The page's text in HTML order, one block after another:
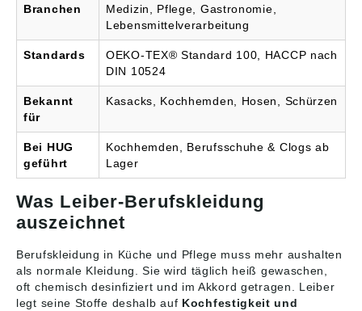
Branchen
Medizin, Pflege, Gastronomie,
Lebensmittelverarbeitung
Standards
OEKO-TEX® Standard 100, HACCP nach
DIN 10524
Bekannt
für
Kasacks, Kochhemden, Hosen, Schürzen
Bei HUG
geführt
Kochhemden, Berufsschuhe & Clogs ab
Lager
Was Leiber-Berufskleidung
auszeichnet
Berufskleidung in Küche und Pflege muss mehr aushalten
als normale Kleidung. Sie wird täglich heiß gewaschen,
oft chemisch desinfiziert und im Akkord getragen. Leiber
legt seine Stoffe deshalb auf Kochfestigkeit und